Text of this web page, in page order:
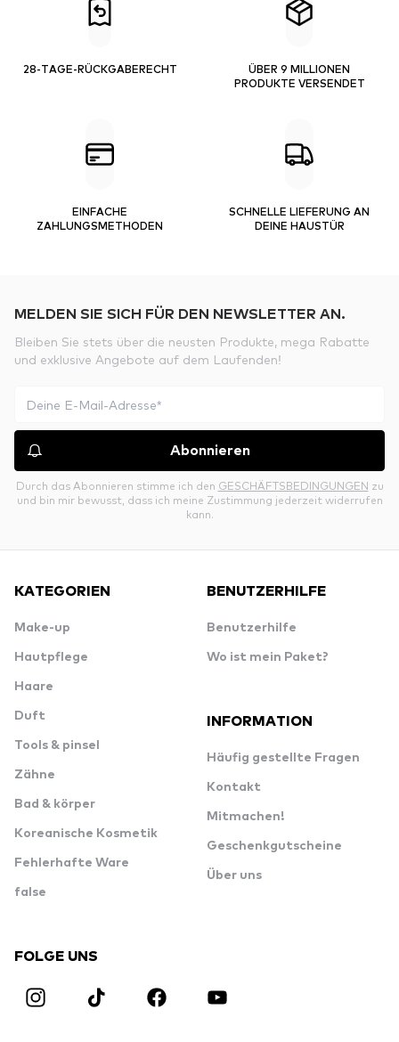
28-TAGE-RÜCKGABERECHT
ÜBER 9 MILLIONEN
PRODUKTE VERSENDET
EINFACHE
ZAHLUNGSMETHODEN
SCHNELLE LIEFERUNG AN
DEINE HAUSTÜR
MELDEN SIE SICH FÜR DEN NEWSLETTER AN.
Bleiben Sie stets über die neusten Produkte, mega Rabatte
und exklusive Angebote auf dem Laufenden!
Abonnieren
Durch das Abonnieren stimme ich den GESCHÄFTSBEDINGUNGEN zu
und bin mir bewusst, dass ich meine Zustimmung jederzeit widerrufen
kann.
KATEGORIEN
Make-up
Hautpflege
Haare
Duft
Tools & pinsel
Zähne
Bad & körper
Koreanische Kosmetik
Fehlerhafte Ware
false
BENUTZERHILFE
Benutzerhilfe
Wo ist mein Paket?
INFORMATION
Häufig gestellte Fragen
Kontakt
Mitmachen!
Geschenkgutscheine
Über uns
FOLGE UNS